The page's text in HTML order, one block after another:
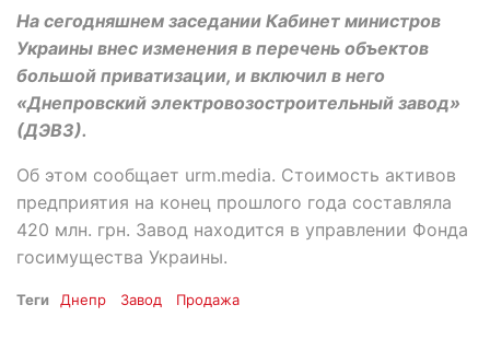
На сегодняшнем заседании Кабинет министров
Украины внес изменения в перечень объектов
большой приватизации, и включил в него
«Днепровский электровозостроительный завод»
(ДЭВЗ).
Об этом сообщает urm.media. Стоимость активов
предприятия на конец прошлого года составляла
420 млн. грн. Завод находится в управлении Фонда
госимущества Украины.
Теги Днепр Завод Продажа